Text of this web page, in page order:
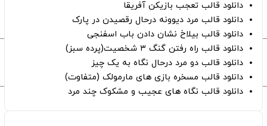
دانلود قالب تعجب بازیکن آفریقا
دانلود قالب مرد دیوونه درحال رقصیدن در پارک
دانلود قالب بیلاخ نشان دادن باب اسفنجی
دانلود قالب راه رفتن گنگ ۳ شخصیت(پرده سبز)
دانلود قالب دو مرد درحال نگاه به یک چیز
دانلود قالب مسخره بازی های مارمولک (متفاوت)
دانلود قالب نگاه های عجیب و مشکوک چند مرد